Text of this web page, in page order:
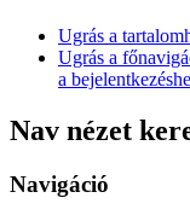
Ugrás a
Ugrás a
a
Nav nézet
Navigáció